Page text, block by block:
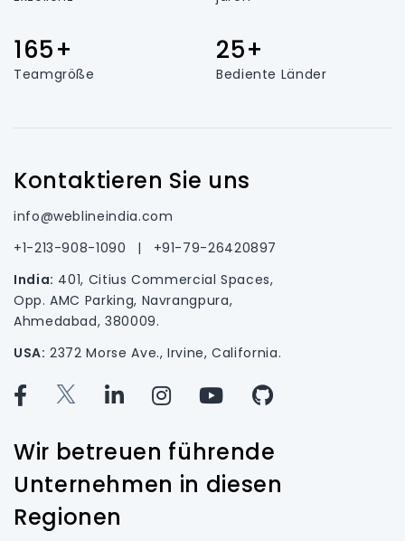
165+
Teamgröße
25+
Bediente Länder
Kontaktieren Sie uns
info@weblineindia.com
+1-213-908-1090
|
+91-79-26420897
India: 401, Citius Commercial Spaces,
Opp. AMC Parking, Navrangpura,
Ahmedabad, 380009.
USA: 2372 Morse Ave., Irvine, California.
Wir betreuen führende
Unternehmen in diesen
Regionen